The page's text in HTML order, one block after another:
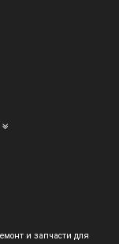
и запчасти для